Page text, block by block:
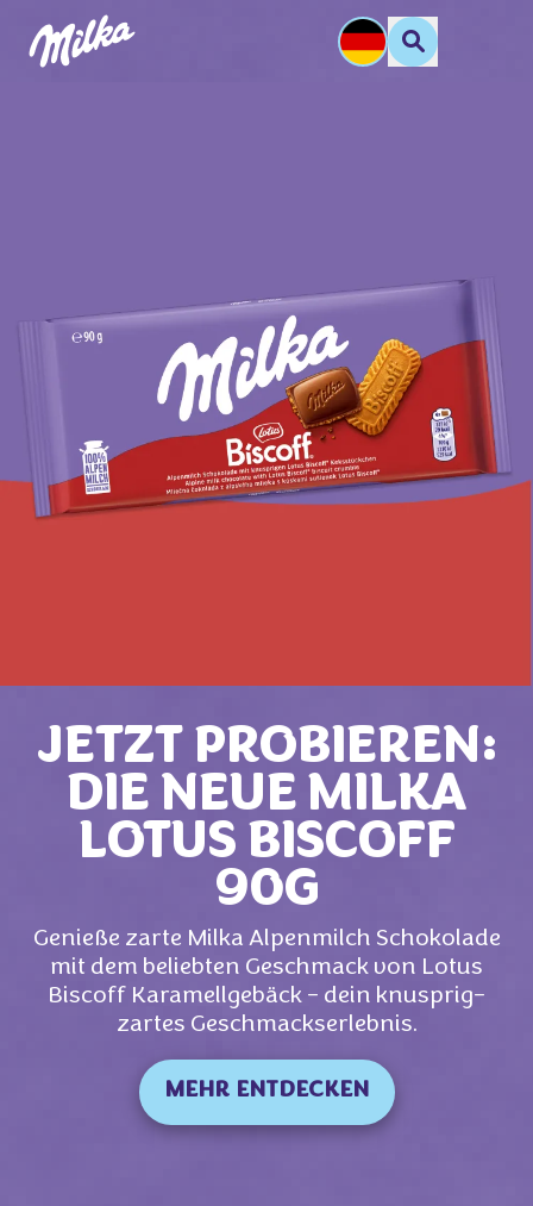
JETZT PROBIEREN:
DIE NEUE MILKA
LOTUS BISCOFF
90G
Genieße zarte Milka Alpenmilch Schokolade
mit dem beliebten Geschmack von Lotus
Biscoff Karamellgebäck – dein knusprig-
zartes Geschmackserlebnis.
MEHR ENTDECKEN